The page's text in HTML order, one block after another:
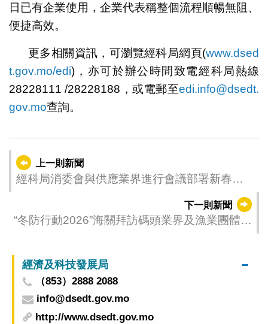
日已有企業使用，企業代表稱整個流程順暢無阻、
便捷高效。
更多相關資訊，可瀏覽經科局網頁(www.dsed
t.gov.mo/edi)，亦可於辦公時間致電經科局熱線
28228111 /28228188，或電郵至edi.info@dsedt.
gov.mo查詢。
上一則新聞
經科局消委會與供應業界進行會議部署新春保
下一則新聞
“冬防行動2026”海關拜訪碼頭業界及漁業團體
經濟及科技發展局
（853）2888 2088
info@dsedt.gov.mo
http://www.dsedt.gov.mo